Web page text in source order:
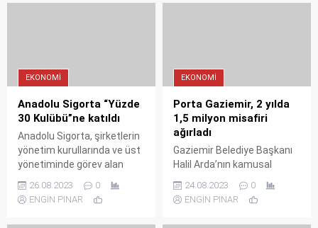
EKONOMI
Anadolu Sigorta “Yüzde
30 Kulübü”ne katıldı
Anadolu Sigorta, şirketlerin
yönetim kurullarında ve üst
yönetiminde görev alan
yüzde 30’a çıkarılabilmesi
amacıyla uluslararası
26.08.2023
0
ENGİN PINAR
EKONOMI
Porta Gaziemir, 2 yılda
1,5 milyon misafiri
ağırladı
Gaziemir Belediye Başkanı
Halil Arda’nın kamusal
kaliteli hizmet alabileceği
tesisler açma hedefiyle
24.08.2023
0
ENGİN PINAR